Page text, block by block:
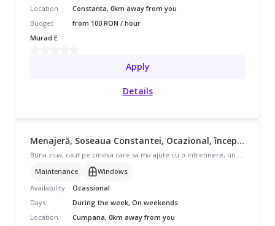
Location
Constanta, 0km away from you
Budget
from 100 RON / hour
Murad E
Apply
Details
Menajeră, Soseaua Constantei, Ocazional, începând cu 35 lei/oră
Maintenance
Windows
Availability
Ocassional
Days
During the week, On weekends
Location
Cumpana, 0km away from you